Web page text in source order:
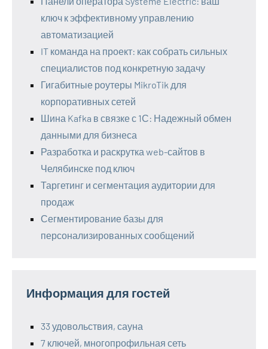
ключ к эффективному управлению
автоматизацией
IT команда на проект: как собрать сильных
специалистов под конкретную задачу
Гигабитные роутеры MikroTik для
корпоративных сетей
Шина Kafka в связке с 1С: Надежный обмен
данными для бизнеса
Разработка и раскрутка web-сайтов в
Челябинске под ключ
Таргетинг и сегментация аудитории для
продаж
Сегментирование базы для
персонализированных сообщений
Информация для гостей
33 удовольствия, сауна
7 ключей, многопрофильная сеть